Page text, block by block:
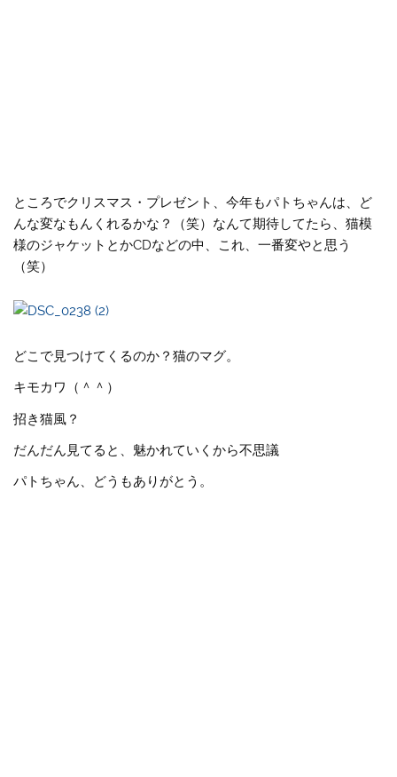
ところでクリスマス・プレゼント、今年もパトちゃんは、ど
んな変なもんくれるかな？（笑）なんて期待してたら、猫模
様のジャケットとかCDなどの中、これ、一番変やと思う
（笑）
どこで見つけてくるのか？猫のマグ。
キモカワ（＾＾）
招き猫風？
だんだん見てると、魅かれていくから不思議
パトちゃん、どうもありがとう。